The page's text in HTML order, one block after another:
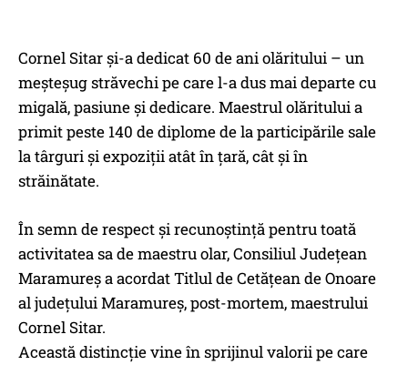
Cornel Sitar și-a dedicat 60 de ani olăritului – un
meșteșug străvechi pe care l-a dus mai departe cu
migală, pasiune și dedicare. Maestrul olăritului a
primit peste 140 de diplome de la participările sale
la târguri și expoziții atât în țară, cât și în
străinătate.
În semn de respect și recunoștință pentru toată
activitatea sa de maestru olar, Consiliul Județean
Maramureș a acordat Titlul de Cetățean de Onoare
al județului Maramureș, post-mortem, maestrului
Cornel Sitar.
Această distincție vine în sprijinul valorii pe care